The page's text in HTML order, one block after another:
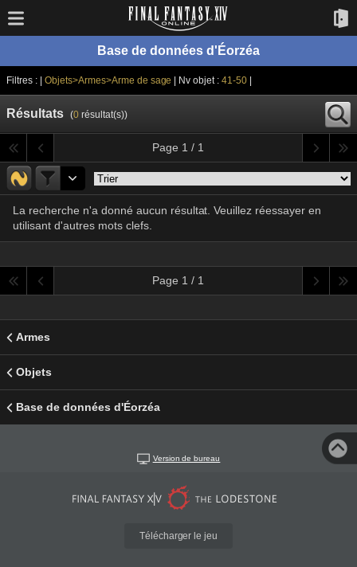
Base de données d'Éorzéa
Filtres : | Objets>Armes>Arme de sage | Nv objet :41-50
Résultats (0résultat(s))
Page 1 / 1
La recherche n'a donné aucun résultat. Veuillez réessayer en
utilisant d'autres mots clefs.
Page 1 / 1
Armes
Objets
Base de données d'Éorzéa
Version de bureau
Télécharger le jeu